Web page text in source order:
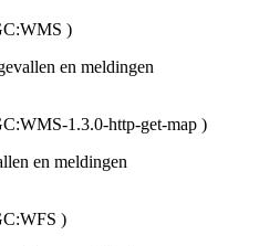
)
en meldingen
1.3.0-http-get-map )
en meldingen
)